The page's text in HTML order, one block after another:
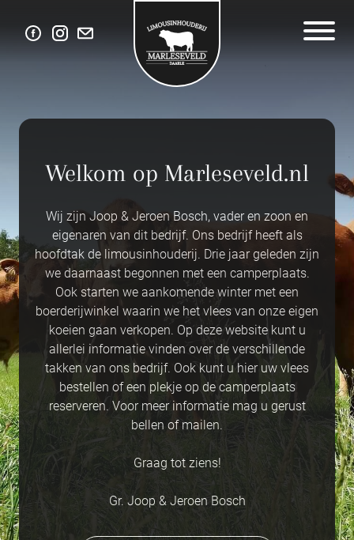
Welkom op Marleseveld.nl
Wij zijn Joop & Jeroen Bosch, vader en zoon en
eigenaren van dit bedrijf. Ons bedrijf heeft als
hoofdtak de limousinhouderij. Drie jaar geleden zijn
we daarnaast begonnen met een camperplaats.
Ook starten we aankomende winter met een
boerderijwinkel waarin we het vlees van onze eigen
koeien gaan verkopen. Op deze website kunt u
allerlei informatie vinden over de verschillende
takken van ons bedrijf. Ook kunt u hier uw vlees
bestellen of een plekje op de camperplaats
reserveren. Voor meer informatie mag u gerust
bellen of mailen.
Graag tot ziens!
Gr. Joop & Jeroen Bosch